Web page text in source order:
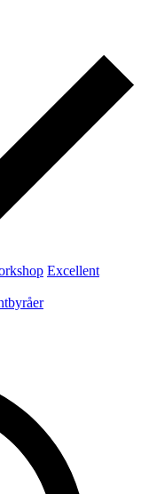
Excellent